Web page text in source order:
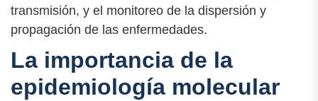
transmisión, y el monitoreo de la dispersión y
propagación de las enfermedades.
La importancia de la
epidemiología molecular